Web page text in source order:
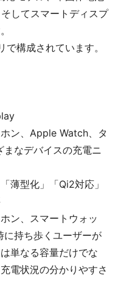
してスマートディスプ
構成されています。
ン、Apple Watch、タ
なデバイスの充電ニ
薄型化」「Qi2対応」
ン、スマートウォッ
に持ち歩くユーザーが
単なる容量だけでな
電状況の分かりやすさ